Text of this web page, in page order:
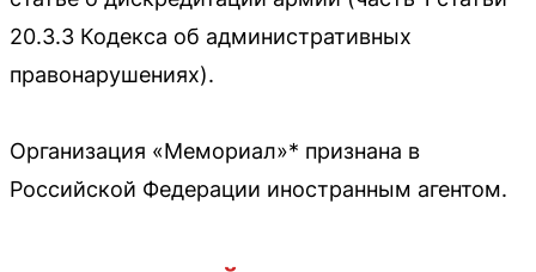
20.3.3 Кодекса об административных
правонарушениях).
Организация «Мемориал»* признана в
Российской Федерации иностранным агентом.